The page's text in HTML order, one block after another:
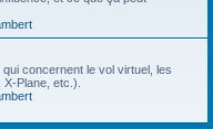
concernent le vol virtuel, les
Plane, etc.).